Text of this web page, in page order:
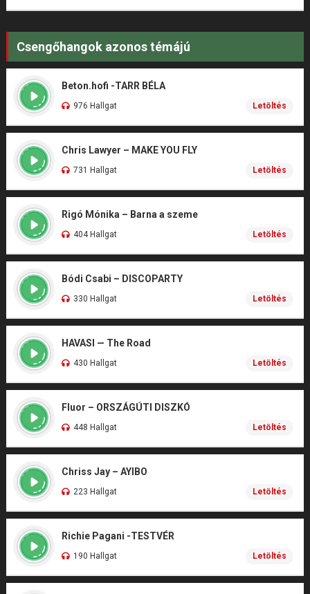
Csengőhangok azonos témájú
Beton.hofi -TARR BÉLA
976 Hallgat Letöltés
Chris Lawyer – MAKE YOU FLY
731 Hallgat Letöltés
Rigó Mónika – Barna a szeme
404 Hallgat Letöltés
Bódi Csabi – DISCOPARTY
330 Hallgat Letöltés
HAVASI — The Road
430 Hallgat Letöltés
Fluor – ORSZÁGÚTI DISZKÓ
448 Hallgat Letöltés
Chriss Jay – AYIBO
223 Hallgat Letöltés
Richie Pagani -TESTVÉR
190 Hallgat Letöltés